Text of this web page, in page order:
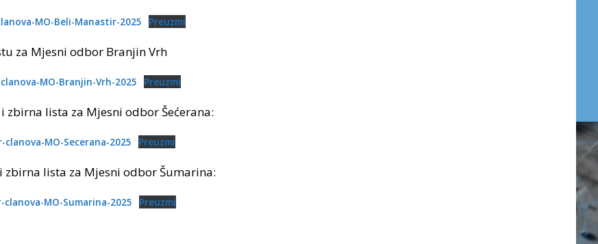
MO-Beli-Manastir-2025 Preuzmi
za Mjesni odbor Branjin Vrh
MO-Branjin-Vrh-2025 Preuzmi
lista za Mjesni odbor Šećerana:
MO-Secerana-2025 Preuzmi
lista za Mjesni odbor Šumarina:
MO-Sumarina-2025 Preuzmi